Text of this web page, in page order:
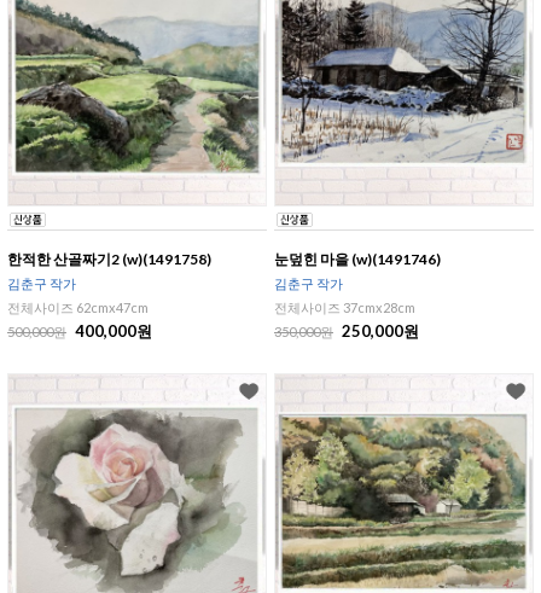
한적한 산골짜기2 (w)(1491758)
김춘구 작가
전체사이즈 62cmx47cm
500,000원 400,000원
눈덮힌 마을 (w)(1491746)
김춘구 작가
전체사이즈 37cmx28cm
350,000원 250,000원